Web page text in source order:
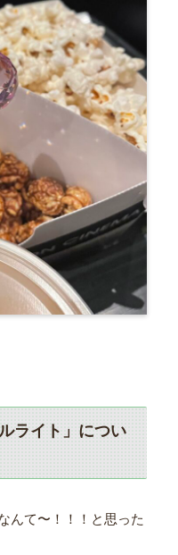
ライト」につい
んて〜！！！と思った